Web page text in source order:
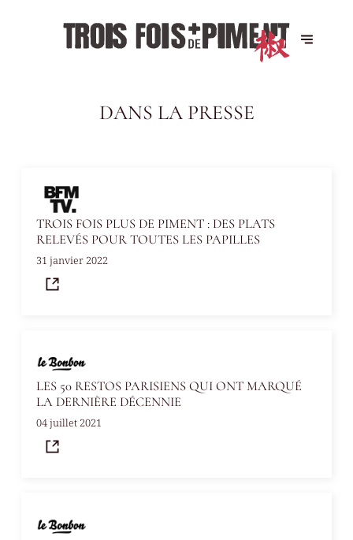
DANS LA PRESSE
TROIS FOIS PLUS DE PIMENT : DES PLATS
RELEVÉS POUR TOUTES LES PAPILLES
31 janvier 2022
LES 50 RESTOS PARISIENS QUI ONT MARQUÉ
LA DERNIÈRE DÉCENNIE
04 juillet 2021